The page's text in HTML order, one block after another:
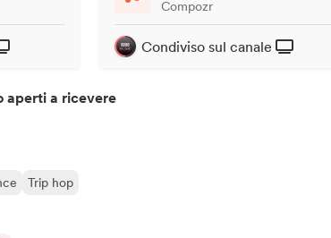
Compozr
Condiviso sul canale
aperti a ricevere
Trip hop